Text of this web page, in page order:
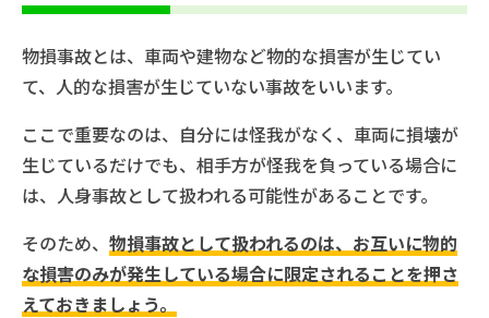
物損事故とは、車両や建物など物的な損害が生じてい
て、人的な損害が生じていない事故をいいます。
ここで重要なのは、自分には怪我がなく、車両に損壊が
生じているだけでも、相手方が怪我を負っている場合に
は、人身事故として扱われる可能性があることです。
そのため、 物損事故として扱われるのは、お互いに物的
な損害のみが発生している場合に限定されることを押さ
えておきましょう。